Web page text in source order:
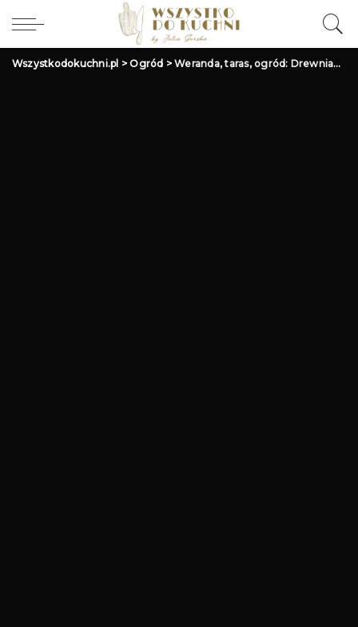
Wszystkodokuchni.pl >Ogród >Weranda, taras, ogród: Drewniane inspiracje i aranżacje ogrodowe